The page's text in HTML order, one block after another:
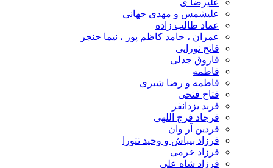
علیشمس و مهدی جهانی
عماد طالب زاده
عمران ، حامد کاظم پور ، نیما حنجر
فاتح نورایی
فاروق جدلی
فاطمه
فاطمه و رضا شیری
فتاح فتحی
فربد یزدانفر
فرجاد فرج اللهی
فردین آر وان
فرزاد بیباش و وحید تتورا
فرزاد خرمی
فرزاد شاه علی